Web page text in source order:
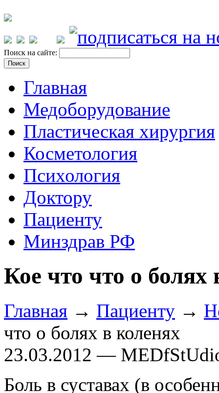
Поиск на сайте:
Главная
Медоборудование
Пластическая хирургия
Косметология
Психология
Доктору
Пациенту
Минздрав РФ
Кое что что о болях
Главная → Пациенту →
что о болях в коленях
23.03.2012 —
Боль в суставах (в